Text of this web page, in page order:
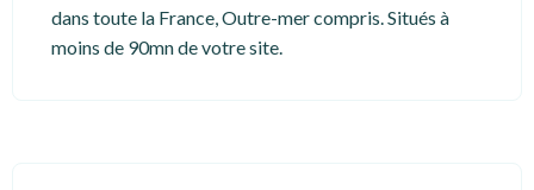
dans toute la France, Outre-mer compris. Situés à
moins de 90mn de votre site.